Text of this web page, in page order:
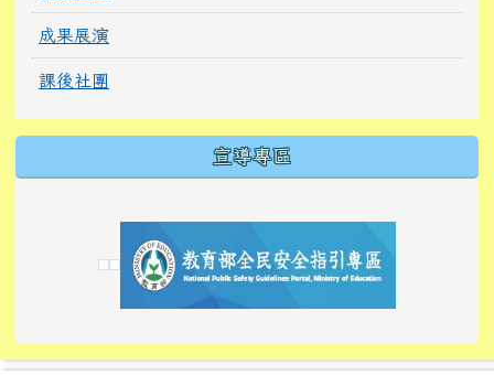
成果展演
課後社團
宣導專區
link to https://
link to https://10000.gov.tw/
link to https://
link to https://10000.gov.tw/
link to https://
link to https://
link to https://i.win.org.tw/
link to https://
link to https://
link to https://
link to https://